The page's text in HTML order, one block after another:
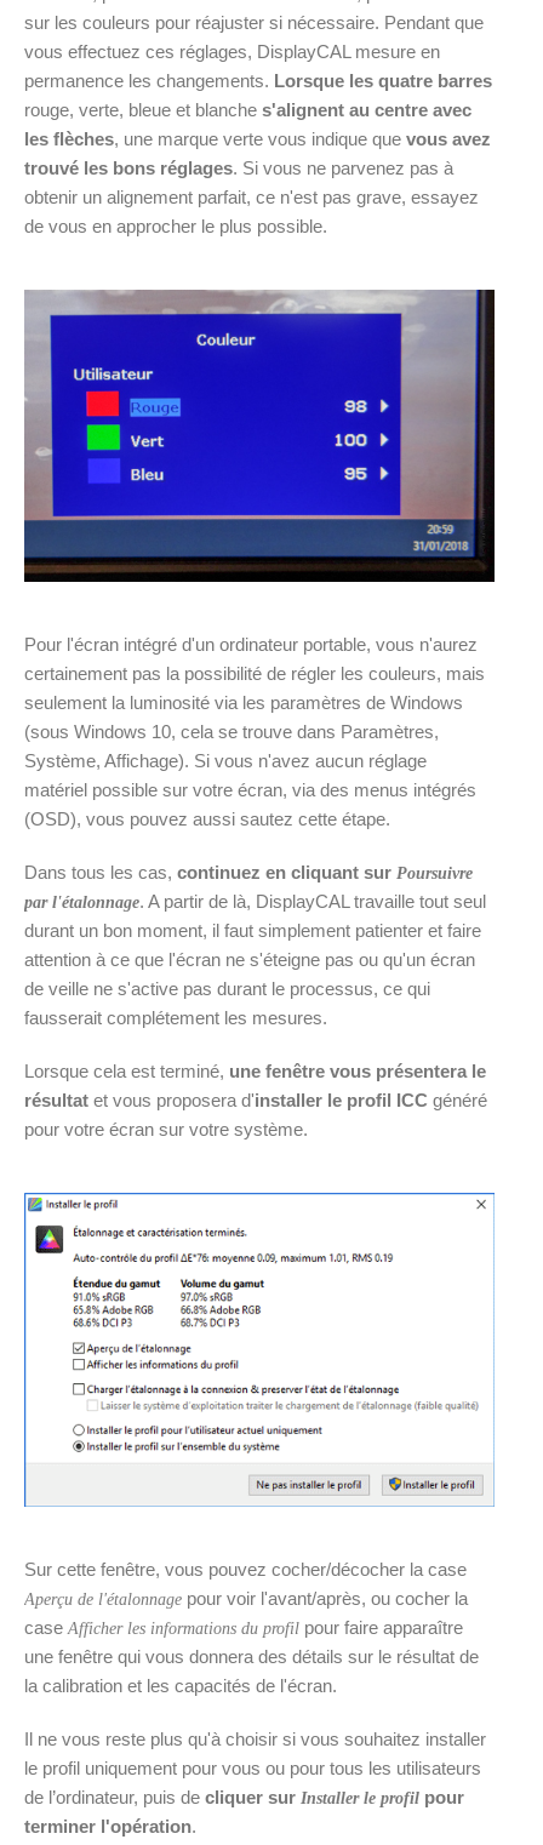
sur les couleurs pour réajuster si nécessaire. Pendant que
vous effectuez ces réglages, DisplayCAL mesure en
permanence les changements. Lorsque les quatre barres
rouge, verte, bleue et blanche s'alignent au centre avec
les flèches, une marque verte vous indique que vous avez
trouvé les bons réglages. Si vous ne parvenez pas à
obtenir un alignement parfait, ce n'est pas grave, essayez
de vous en approcher le plus possible.
Pour l'écran intégré d'un ordinateur portable, vous n'aurez
certainement pas la possibilité de régler les couleurs, mais
seulement la luminosité via les paramètres de Windows
(sous Windows 10, cela se trouve dans Paramètres,
Système, Affichage). Si vous n'avez aucun réglage
matériel possible sur votre écran, via des menus intégrés
(OSD), vous pouvez aussi sautez cette étape.
Dans tous les cas, continuez en cliquant sur Poursuivre
par l'étalonnage. A partir de là, DisplayCAL travaille tout seul
durant un bon moment, il faut simplement patienter et faire
attention à ce que l'écran ne s'éteigne pas ou qu'un écran
de veille ne s'active pas durant le processus, ce qui
fausserait complétement les mesures.
Lorsque cela est terminé, une fenêtre vous présentera le
résultat et vous proposera d'installer le profil ICC généré
pour votre écran sur votre système.
Sur cette fenêtre, vous pouvez cocher/décocher la case
Aperçu de l'étalonnage pour voir l'avant/après, ou cocher la
case Afficher les informations du profil pour faire apparaître
une fenêtre qui vous donnera des détails sur le résultat de
la calibration et les capacités de l'écran.
Il ne vous reste plus qu'à choisir si vous souhaitez installer
le profil uniquement pour vous ou pour tous les utilisateurs
de l’ordinateur, puis de cliquer sur Installer le profil pour
terminer l'opération.